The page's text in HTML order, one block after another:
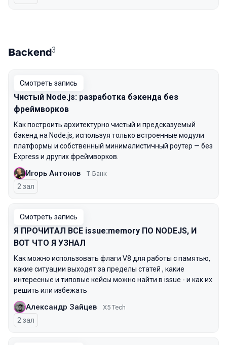
Backend3
Смотреть запись
Чистый Node.js: разработка бэкенда без
фреймворков
Как построить архитектурно чистый и предсказуемый
бэкенд на Node.js, используя только встроенные модули
платформы и собственный минималистичный роутер — без
Express и других фреймворков.
Игорь Антонов Т-Банк
2 зал
Смотреть запись
Я ПРОЧИТАЛ ВСЕ issue:memory ПО NODEJS, И
ВОТ ЧТО Я УЗНАЛ
Как можно использовать флаги V8 для работы с памятью,
какие ситуации выходят за пределы статей , какие
интересные и типовые кейсы можно найти в issue - и как их
решить или избежать
Александр Зайцев X5 Tech
2 зал